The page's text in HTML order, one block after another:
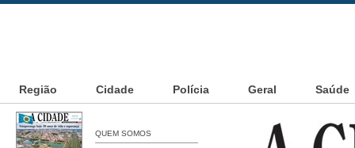
Região Cidade Polícia Geral Saúde
QUEM SOMOS